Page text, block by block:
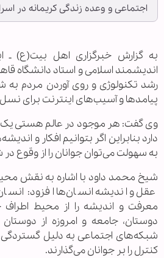
اجتماعی و وعده زندگی کریمانه در
به گزارش خبرگزاری اهل بیت(ع) ـ
اندیشمند اسلامی و استاد دانشگاه
رشد تکنولوژی و روی آوردن مردم به
پیامدها و آسیب‌های اینترنت برای
وی گفت: هر موجود در عالم هستی یک
دارد بنابراین اگر بتوانیم افکار و
به سهولت می‌توان جوانان را از وقوع
شیخ محمد داود با اشاره به نقش
عقل و اندیشه انسان‌ها افزود:
معرفت و اندیشه‌ را از محیط اطراف
دوستان، جامعه و امروزه از
شبکه‌های اجتماعی به دلیل گستردگی،
کنترل را بر جوانان می‌گذارند.